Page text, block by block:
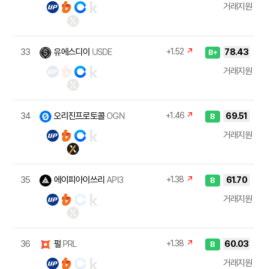
거래지원
33 유에스디이 USDE +1.52 ↗ B+
78.43
거래지원
34 오리진프로토콜OGN +1.46 ↗ B
69.51
거래지원
35 에이피아이쓰리API3 +1.38 ↗ B
61.70
거래지원
36 펄PRL +1.38 ↗ B
60.03
거래지원